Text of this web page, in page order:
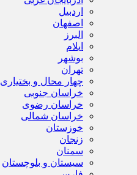
اردبیل
اصفهان
البرز
ایلام
بوشهر
تهران
چهار محال و بختیاری
خراسان جنوبی
خراسان رضوی
خراسان شمالی
خوزستان
زنجان
سمنان
سیستان و بلوچستان